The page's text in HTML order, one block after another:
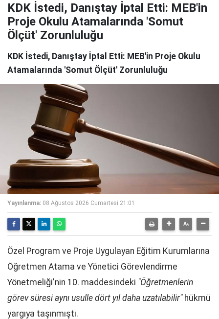
KDK İstedi, Danıştay İptal Etti: MEB'in
Proje Okulu Atamalarında 'Somut
Ölçüt' Zorunluluğu
KDK İstedi, Danıştay İptal Etti: MEB'in Proje Okulu
Atamalarında 'Somut Ölçüt' Zorunluluğu
Yayınlanma: 08 Ağustos 2026 Cumartesi 21:01
Özel Program ve Proje Uygulayan Eğitim Kurumlarına
Öğretmen Atama ve Yönetici Görevlendirme
Yönetmeliği'nin 10. maddesindeki "Öğretmenlerin
görev süresi aynı usulle dört yıl daha uzatılabilir"hükmü
yargıya taşınmıştı.